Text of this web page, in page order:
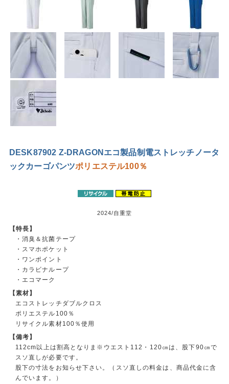
DESK87902 Z-DRAGONエコ製品制電ストレッチノータ
ックカーゴパンツポリエステル100％
2024/自重堂
【特長】
・消臭＆抗菌テープ
・スマホポケット
・ワンポイント
・カラビナループ
・エコマーク
【素材】
エコストレッチダブルクロス
ポリエステル100％
リサイクル素材100％使用
【備考】
112cm以上は割高となりま※ウエスト112・120㎝は、股下90㎝で
スソ直しが必要です。
股下の寸法をお知らせ下さい。（スソ直しの料金は、商品代金に含
んでいます。）